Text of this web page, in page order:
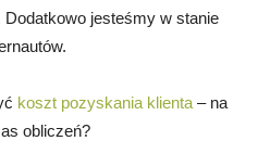
jesteśmy w stanie
koszt pozyskania klienta – na
obliczeń?